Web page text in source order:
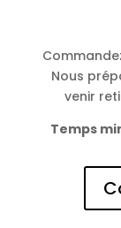
Nous
venir
Temps